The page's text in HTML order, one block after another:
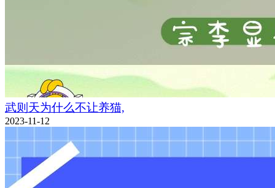
武则天为什么不让养猫,
2023-11-12